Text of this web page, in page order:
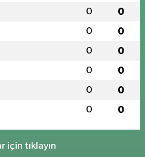
0 0
0 0
0 0
0 0
0 0
0 0
için tıklayın